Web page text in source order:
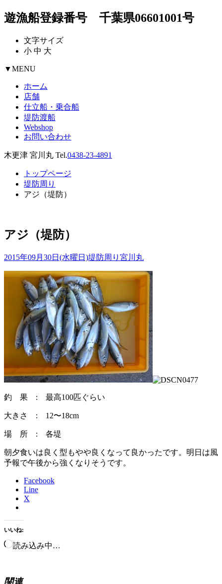
遊漁船登録番号 千葉県06601001号
文字サイズ
小 中 大
▼MENU
ホーム
店舗
仕立船・乗合船
堤防渡船
Webshop
お問い合わせ
木更津 宮川丸 Tel.0438-23-4891
トップページ
堤防周り
アジ（堤防）
アジ（堤防）
2015年09月30日(水曜日)堤防周り 宮川丸
釣 果 : 最高100匹ぐらい
大きさ : 12〜18cm
場 所 : 各堤
朝夕食いは良く型もやや良くなって良かったです。明日は風
予報で午後から強くなりそうです。
Facebook
Line
X
いいね:
読み込み中…